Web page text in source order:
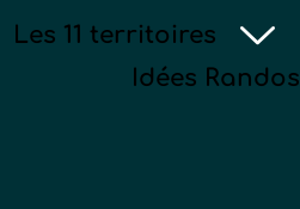
Les 11 territoires
Idées Randos